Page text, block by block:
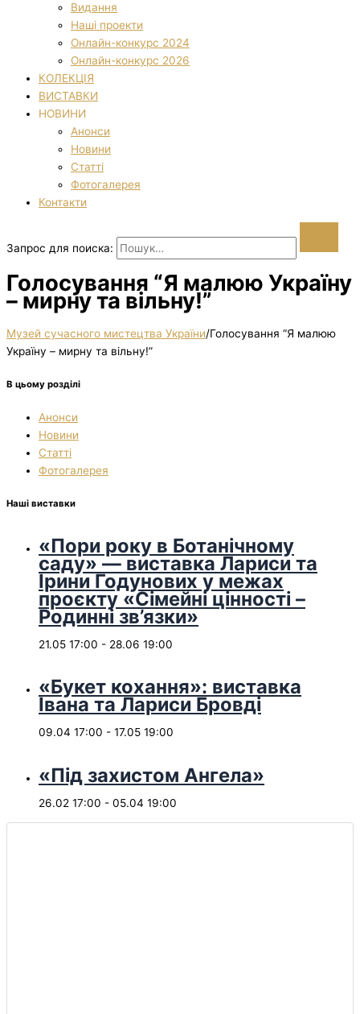
Видання
Наші проекти
Онлайн-конкурс 2024
Онлайн-конкурс 2026
КОЛЕКЦІЯ
ВИСТАВКИ
НОВИНИ
Анонси
Новини
Статті
Фотогалерея
Контакти
Запрос для поиска:
Голосування “Я малюю Україну
– мирну та вільну!”
Музей сучасного мистецтва України/Голосування “Я малюю
Україну – мирну та вільну!”
В цьому розділі
Анонси
Новини
Статті
Фотогалерея
Наші виставки
«Пори року в Ботанічному
саду» — виставка Лариси та
Ірини Годунових у межах
проєкту «Сімейні цінності –
Родинні зв’язки»
21.05 17:00 - 28.06 19:00
«Букет кохання»: виставка
Івана та Лариси Бровді
09.04 17:00 - 17.05 19:00
«Під захистом Ангела»
26.02 17:00 - 05.04 19:00